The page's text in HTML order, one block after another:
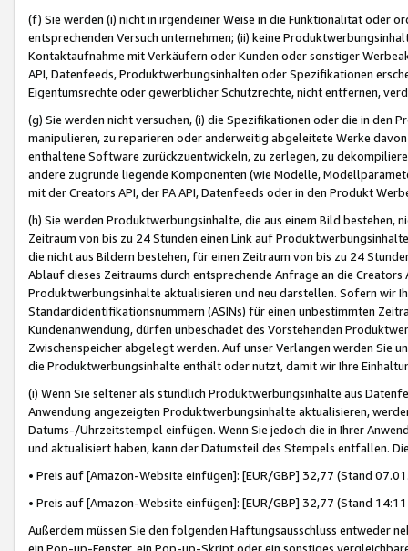
(f) Sie werden (i) nicht in irgendeiner Weise in die Funktionalität oder
entsprechenden Versuch unternehmen; (ii) keine
Kontaktaufnahme mit Verkäufern oder Kunden oder sonstiger
API, Datenfeeds, Produktwerbungsinhalten oder Spezifikationen
Eigentumsrechte oder gewerblicher Schutzrechte, nicht entfernen,
(g) Sie werden nicht versuchen, (i) die Spezifikationen oder die in
manipulieren, zu reparieren oder anderweitig abgeleitete Werke
enthaltene Software zurückzuentwickeln, zu zerlegen, zu
andere zugrunde liegende Komponenten (wie Modelle,
mit der Creators API, der PA API, Datenfeeds oder in den Produkt
(h) Sie werden Produktwerbungsinhalte, die aus einem Bild bestehen,
Zeitraum von bis zu 24 Stunden einen Link auf
die nicht aus Bildern bestehen, für einen Zeitraum von bis zu 24
Ablauf dieses Zeitraums durch entsprechende Anfrage an die
Produktwerbungsinhalte aktualisieren und neu darstellen. Sofern wir
Standardidentifikationsnummern (ASINs) für einen unbestimmten
Kundenanwendung, dürfen unbeschadet des Vorstehenden
Zwischenspeicher abgelegt werden. Auf unser Verlangen werden Sie
die Produktwerbungsinhalte enthält oder nutzt, damit wir Ihre
(i) Wenn Sie seltener als stündlich Produktwerbungsinhalte aus
Anwendung angezeigten Produktwerbungsinhalte aktualisieren,
Datums-/Uhrzeitstempel einfügen. Wenn Sie jedoch die in Ihrer
und aktualisiert haben, kann der Datumsteil des Stempels entfallen.
• Preis auf [Amazon-Website einfügen]: [EUR/GBP] 32,77 (Stand
• Preis auf [Amazon-Website einfügen]: [EUR/GBP] 32,77 (Stand
Außerdem müssen Sie den folgenden Haftungsausschluss entweder
ein Pop-up-Fenster, ein Pop-up-Skript oder ein sonstiges